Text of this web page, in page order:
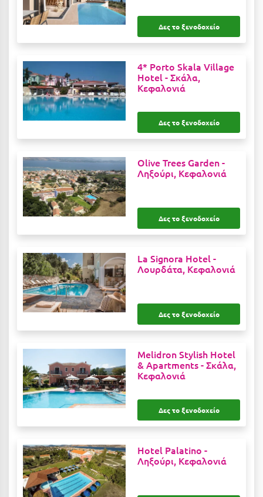
Ιωάννινα
Καβάλα
Καλάβρυτα
Καλαμάτα
Κάλυμνος
Καμένα Βούρλα
Καρδίτσα
Κάρπαθος
Καρπενήσι
Κάρυστος
Κασσάνδρα
Καστοριά
Κέα - Τζιά
Κερατέα
Κέρκυρα
Δες το ξενοδοχείο
4* Porto Skala Village
Hotel -Σκάλα,
Κεφαλονιά
Δες το ξενοδοχείο
Olive Trees Garden -
Ληξούρι, Κεφαλονιά
Δες το ξενοδοχείο
La Signora Hotel -
Λουρδάτα, Κεφαλονιά
Δες το ξενοδοχείο
Melidron Stylish Hotel
& Apartments -Σκάλα,
Κεφαλονιά
Δες το ξενοδοχείο
Hotel Palatino -
Ληξούρι, Κεφαλονιά